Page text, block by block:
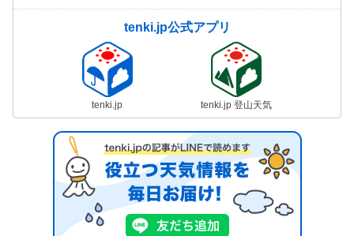
tenki.jp公式アプリ
tenki.jp tenki.jp 登山天気